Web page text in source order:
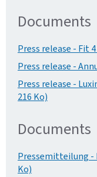
Documents
Press release - Fit
Press release -
Press release -
216 Ko)
Documents
Pressemitteilung -
Ko)